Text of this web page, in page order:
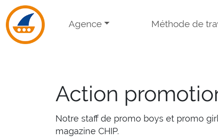
Skip to navigation
Skip to main content
Agence Méthode de
Action
Notre staff de promo boys et promo
magazine CHIP.